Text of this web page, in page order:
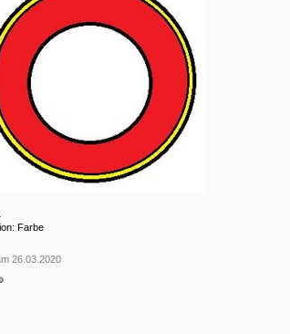
Farbe
26.03.2020